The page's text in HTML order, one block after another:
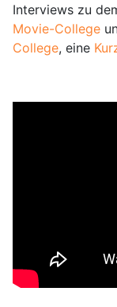
Interviews zu
Movie-College
College, eine